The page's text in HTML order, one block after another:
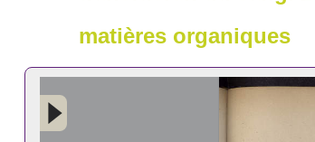
matières organiques